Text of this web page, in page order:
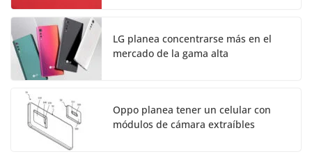
LG planea concentrarse más en el
mercado de la gama alta
Oppo planea tener un celular con
módulos de cámara extraíbles